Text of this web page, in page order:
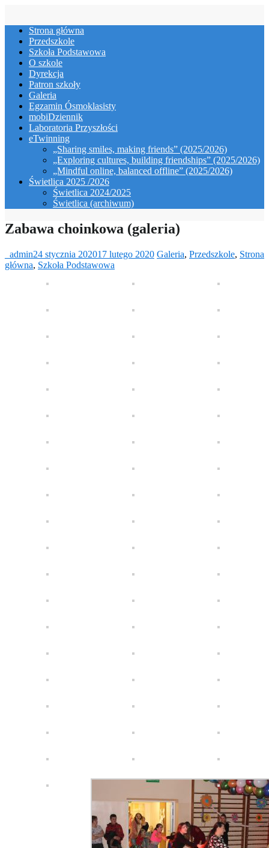
contentStrona główna
Przedszkole
Szkoła Podstawowa
O szkole
Dyrekcja
Patron szkoły
Galeria
Egzamin Ósmoklasisty
mobiDziennik
Laboratoria Przyszłości
eTwinning
„Sharing smiles, making friends” (2025/2026)
„Exploring cultures, building friendships” (2025/2026)
„Mindful online, balanced offline” (2025/2026)
Świetlica 2025 /2026
Świetlica 2024/2025
Świetlica (archiwum)
Zabawa choinkowa (galeria)
_admin24 stycznia 202017 lutego 2020 Galeria, Przedszkole, Strona
główna, Szkoła Podstawowa